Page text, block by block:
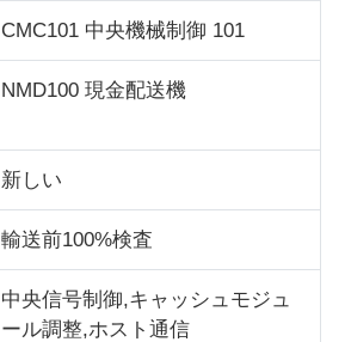
CMC101 中央機械制御 101
NMD100 現金配送機
新しい
輸送前100%検査
中央信号制御,キャッシュモジュ
ール調整,ホスト通信